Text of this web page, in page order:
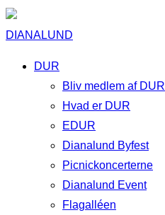
DIANALUND
DUR
Bliv medlem af DUR
Hvad er DUR
EDUR
Dianalund Byfest
Picnickoncerterne
Dianalund Event
Flagalléen